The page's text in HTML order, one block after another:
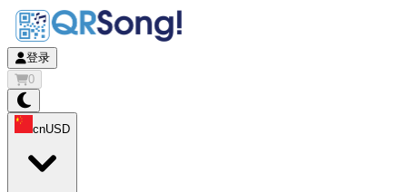
登录
0
cnUSD